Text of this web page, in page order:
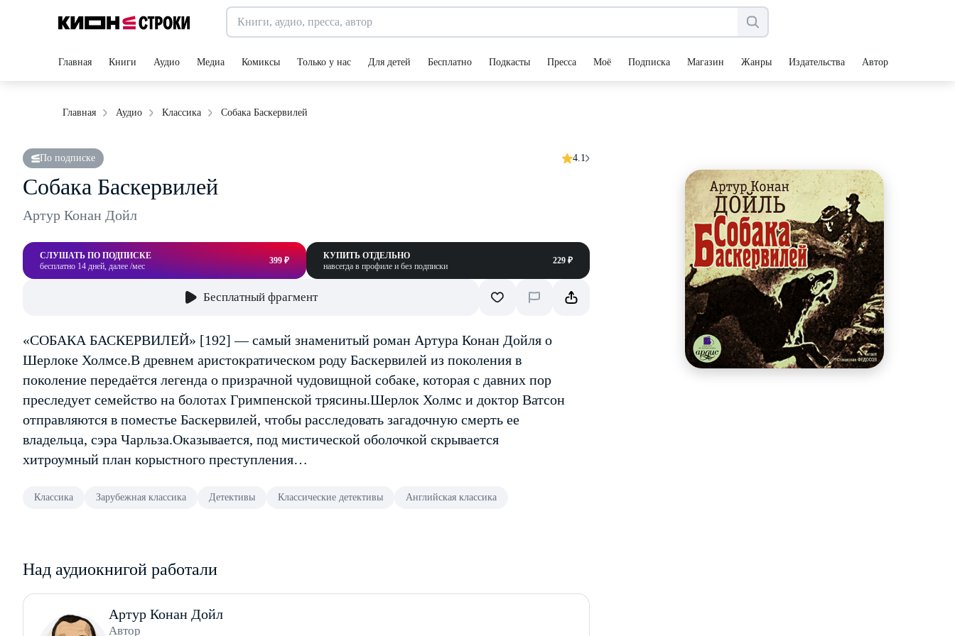
Главная Книги Аудио Медиа Комиксы Только у нас Для детей Бесплатно Подкасты Пресса Моё Подписка Магазин Жанры Издательства Авторы
Главная Аудио Классика Собака Баскервилей
По подписке 4.1
Собака Баскервилей
Артур Конан Дойл
СЛУШАТЬ ПО ПОДПИСКЕ
бесплатно 14 дней, далее /мес
399 ₽
КУПИТЬ ОТДЕЛЬНО
навсегда в профиле и без подписки
229 ₽
Бесплатный фрагмент
«СОБАКА БАСКЕРВИЛЕЙ» [192] — самый знаменитый роман Артура Конан Дойля о
Шерлоке Холмсе.В древнем аристократическом роду Баскервилей из поколения в
поколение передаётся легенда о призрачной чудовищной собаке, которая с давних пор
преследует семейство на болотах Гримпенской трясины.Шерлок Холмс и доктор Ватсон
отправляются в поместье Баскервилей, чтобы расследовать загадочную смерть ее
владельца, сэра Чарльза.Оказывается, под мистической оболочкой скрывается
хитроумный план корыстного преступления…
Классика Зарубежная классика Детективы Классические детективы Английская классика
Над аудиокнигой работали
Артур Конан Дойл
Автор